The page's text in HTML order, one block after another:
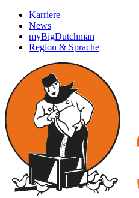
Karriere
News
myBigDutchman
Region & Sprache